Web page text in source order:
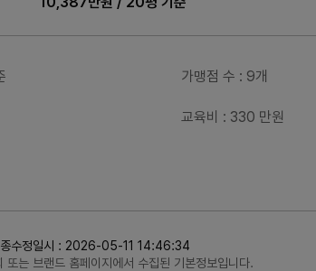
가맹점 수 : 9개
교육비
: 330 만원
종수정일시 : 2026-05-11 14:46:34
는 브랜드 홈페이지에서 수집된 기본정보입니다.